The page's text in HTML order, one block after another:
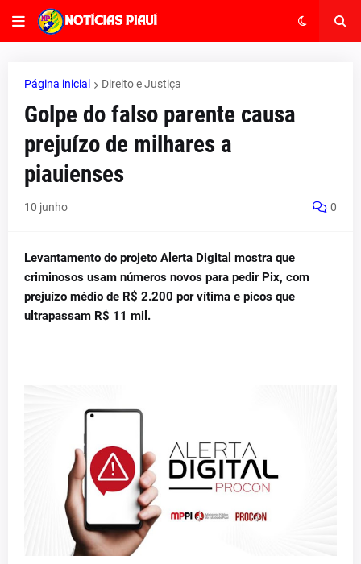
Página inicial Direito e Justiça
Golpe do falso parente causa
prejuízo de milhares a
piauienses
10 junho 0
Levantamento do projeto Alerta Digital mostra que
criminosos usam números novos para pedir Pix, com
prejuízo médio de R$ 2.200 por vítima e picos que
ultrapassam R$ 11 mil.